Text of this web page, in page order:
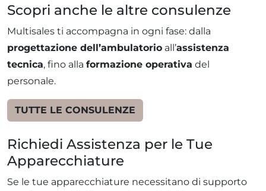
Scopri anche le altre consulenze
Multisales ti accompagna in ogni fase: dalla
progettazione dell’ambulatorio all’assistenza
tecnica, fino alla formazione operativa del
personale.
TUTTE LE CONSULENZE
Richiedi Assistenza per le Tue
Apparecchiature
Se le tue apparecchiature necessitano di supporto